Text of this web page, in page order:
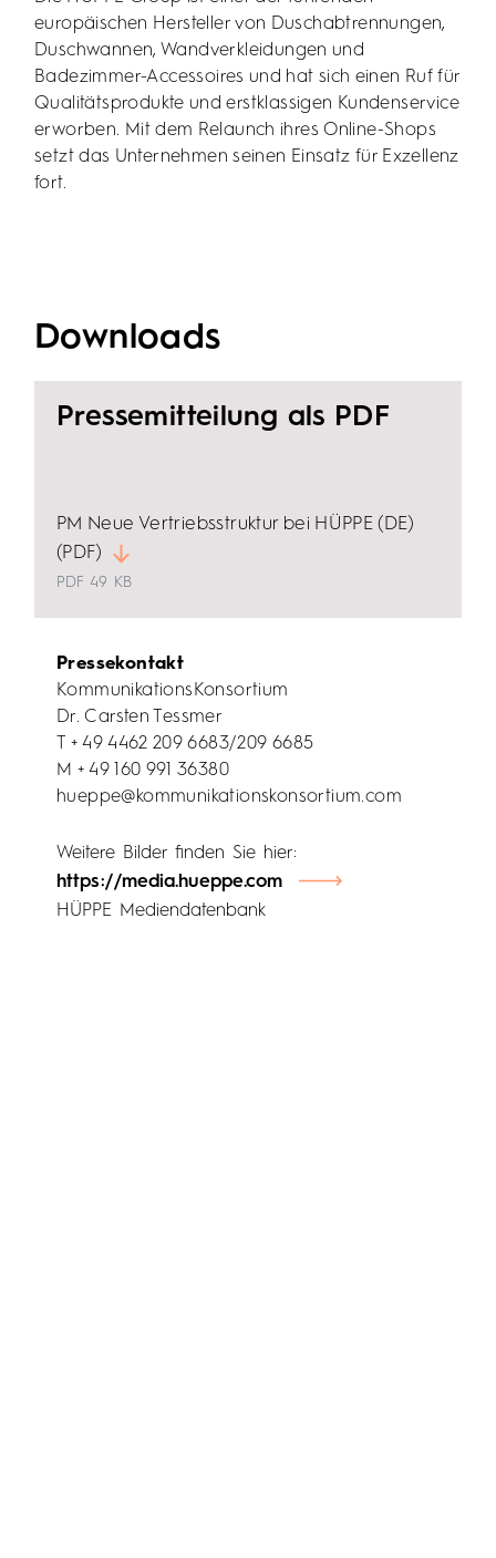
europäischen Hersteller von Duschabtrennungen,
Duschwannen, Wandverkleidungen und
Badezimmer-Accessoires und hat sich einen Ruf für
Qualitätsprodukte und erstklassigen Kundenservice
erworben. Mit dem Relaunch ihres Online-Shops
setzt das Unternehmen seinen Einsatz für Exzellenz
fort.
Downloads
Pressemitteilung als PDF
PM Neue Vertriebsstruktur bei HÜPPE (DE)
(PDF)
PDF 49 KB
Pressekontakt
KommunikationsKonsortium
Dr. Carsten Tessmer
T + 49 4462 209 6683/209 6685
M + 49 160 991 36380
hueppe@kommunikationskonsortium.com
Weitere Bilder finden Sie hier:
https://media.hueppe.com
HÜPPE Mediendatenbank